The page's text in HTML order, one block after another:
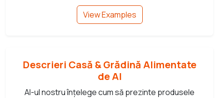
View Examples
Descrieri Casă & Grădină Alimentate
de AI
AI-ul nostru înțelege cum să prezinte produsele